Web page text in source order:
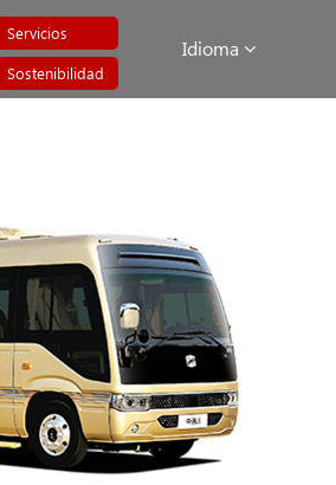
Idioma
Servicios
Sostenibilidad